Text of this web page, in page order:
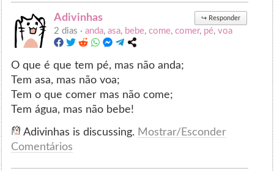
Adivinhas ↪ Responder
2 dias ·anda,asa, bebe,come,comer, pé,voa
O que é que tem pé, mas não anda;
Tem asa, mas não voa;
Tem o que comer mas não come;
Tem água, mas não bebe!
Adivinhas is discussing. Mostrar/Esconder
Comentários